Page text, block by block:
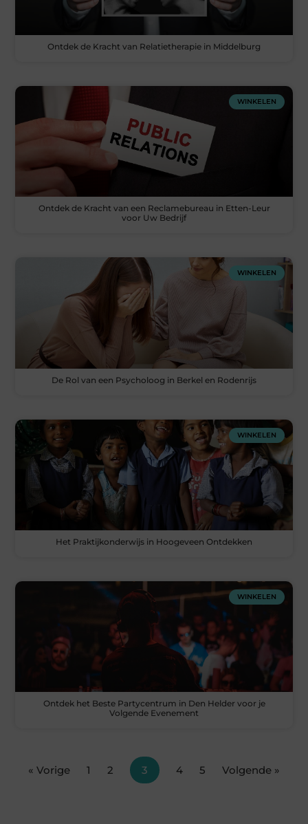
Ontdek de Kracht van Relatietherapie in Middelburg
WINKELEN
Ontdek de Kracht van een Reclamebureau in Etten-Leur
voor Uw Bedrijf
WINKELEN
De Rol van een Psycholoog in Berkel en Rodenrijs
WINKELEN
Het Praktijkonderwijs in Hoogeveen Ontdekken
WINKELEN
Ontdek het Beste Partycentrum in Den Helder voor je
Volgende Evenement
« Vorige 1 2 3 4 5 Volgende »